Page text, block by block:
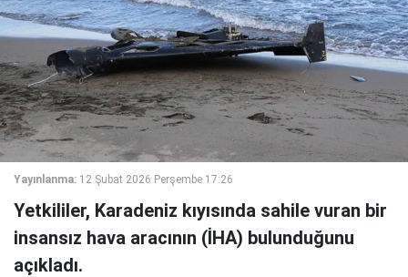
Yayınlanma: 12 Şubat 2026 Perşembe 17:26
Yetkililer, Karadeniz kıyısında sahile vuran bir
insansız hava aracının (İHA) bulunduğunu
açıkladı.